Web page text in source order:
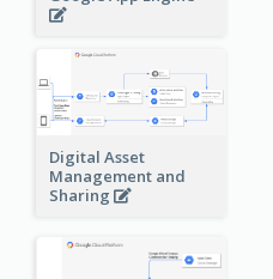
Digital Asset
Management and
Sharing